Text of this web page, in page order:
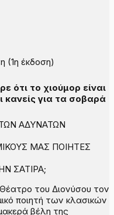
(1η έκδοση)
ότι το χιούμορ είναι
κανείς για τα σοβαρά
ΑΔΥΝΑΤΩΝ
ΜΑΣ ΠΟΙΗΤΕΣ
ΣΑΤΙΡΑ;
του Διονύσου τον
ποιητή των κλασικών
βέλη της